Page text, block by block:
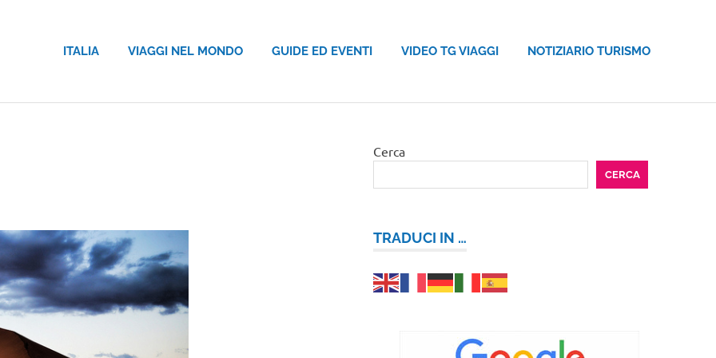
ITALIA VIAGGI NEL MONDO GUIDE ED EVENTI VIDEO TG VIAGGI NOTIZIARIO TURISMO
Cerca
CERCA
TRADUCI IN …